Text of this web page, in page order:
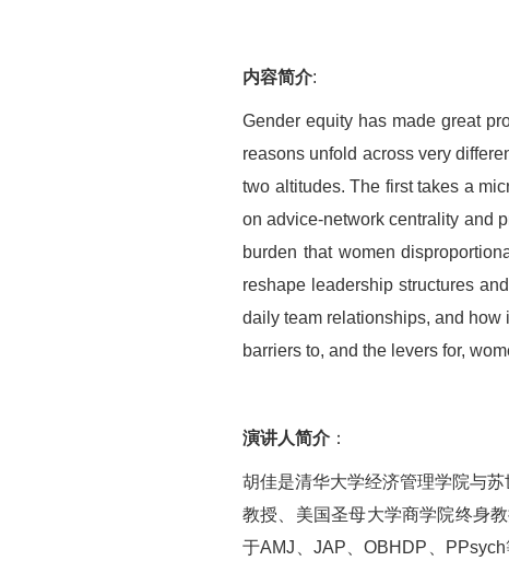
内容简介:
Gender equity has made great
reasons unfold across very
two altitudes. The first takes a
on advice-network centrality and
burden that women
reshape leadership structures
daily team relationships, and how
barriers to, and the levers for,
演讲人简介 ：
胡佳是清华大学经济管理学院与
教授、美国圣母大学商学院终身
于AMJ、JAP、OBHDP、